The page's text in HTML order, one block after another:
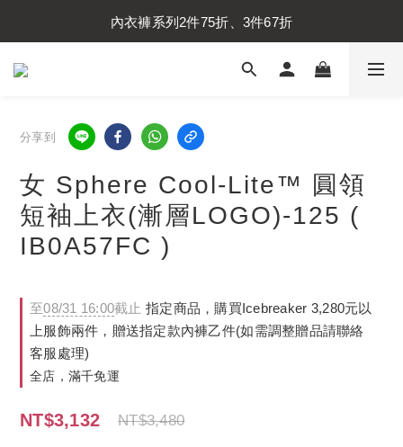
內衣褲系列2件75折、3件67折
分享到
女 Sphere Cool-Lite™ 圓領
短袖上衣(漸層LOGO)-125 (
IB0A57FC )
至08/31 16:00截止 指定商品，購買Icebreaker 3,280元以
上服飾兩件，贈送指定款內褲乙件(如需調整贈品請聯絡
客服處理)
全店，滿千免運
NT$3,132 NT$3,480